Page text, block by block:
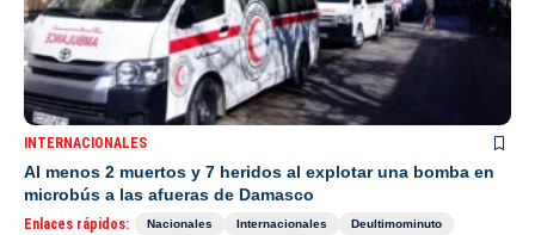
INTERNACIONALES
Al menos 2 muertos y 7 heridos al explotar una bomba en
microbús a las afueras de Damasco
Enlaces rápidos: Nacionales Internacionales
Deultimominuto